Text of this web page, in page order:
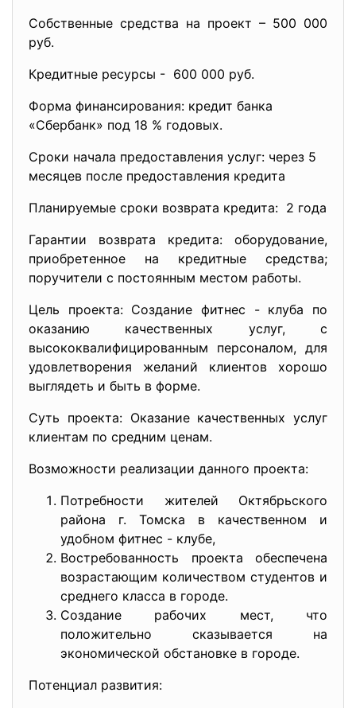
Собственные средства на проект – 500 000
руб.
Кредитные ресурсы - 600 000 руб.
Форма финансирования: кредит банка
«Сбербанк» под 18 % годовых.
Сроки начала предоставления услуг: через 5
месяцев после предоставления кредита
Планируемые сроки возврата кредита: 2 года
Гарантии возврата кредита: оборудование,
приобретенное на кредитные средства;
поручители с постоянным местом работы.
Цель проекта: Создание фитнес - клуба по
оказанию качественных услуг, с
высококвалифицированным персоналом, для
удовлетворения желаний клиентов хорошо
выглядеть и быть в форме.
Суть проекта: Оказание качественных услуг
клиентам по средним ценам.
Возможности реализации данного проекта:
Потребности жителей Октябрьского
района г. Томска в качественном и
удобном фитнес - клубе,
Востребованность проекта обеспечена
возрастающим количеством студентов и
среднего класса в городе.
Создание рабочих мест, что
положительно сказывается на
экономической обстановке в городе.
Потенциал развития: